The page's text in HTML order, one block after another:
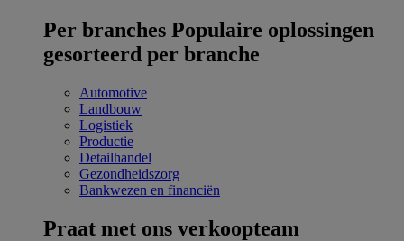
Per branches Populaire oplossingen
gesorteerd per branche
Automotive
Landbouw
Logistiek
Productie
Detailhandel
Gezondheidszorg
Bankwezen en financiën
Praat met ons verkoopteam